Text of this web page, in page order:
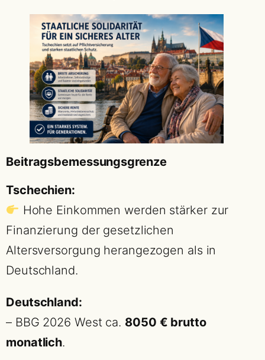
Beitragsbemessungsgrenze
Tschechien:
Hohe Einkommen werden stärker zur
Finanzierung der gesetzlichen
Altersversorgung herangezogen als in
Deutschland.
Deutschland:
– BBG 2026 West ca. 8050 € brutto
monatlich.